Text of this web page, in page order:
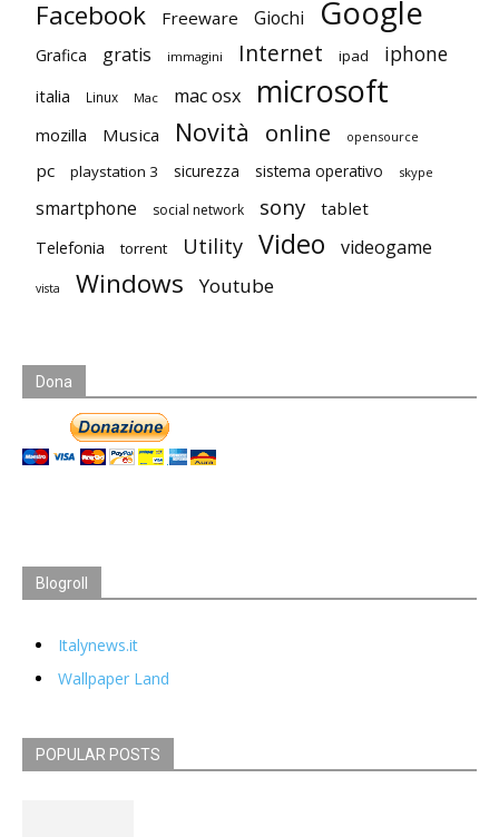
Facebook Freeware Giochi Google
Grafica gratis immagini Internet ipad iphone
italia Linux Mac mac osx microsoft
mozilla Musica Novità online opensource
pc playstation 3 sicurezza sistema operativo skype
smartphone social network sony tablet
Telefonia torrent Utility Video videogame
vista Windows Youtube
Dona
Blogroll
Italynews.it
Wallpaper Land
POPULAR POSTS